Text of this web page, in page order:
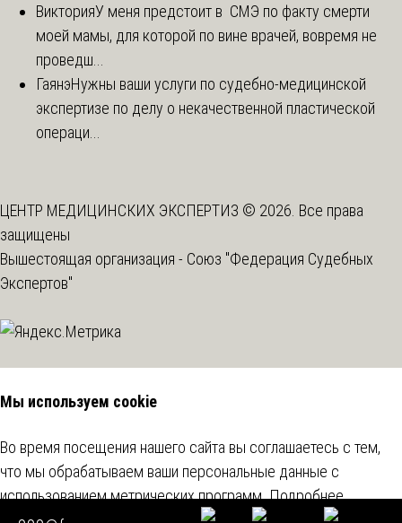
ВикторияУ меня предстоит в СМЭ по факту смерти
моей мамы, для которой по вине врачей, вовремя не
проведш...
ГаянэНужны ваши услуги по судебно-медицинской
экспертизе по делу о некачественной пластической
операци...
ЦЕНТР МЕДИЦИНСКИХ ЭКСПЕРТИЗ © 2026. Все права
защищены
Вышестоящая организация - Союз "Федерация Судебных
Экспертов"
Мы используем cookie
Во время посещения нашего сайта вы соглашаетесь с тем,
что мы обрабатываем ваши персональные данные с
использованием метрических программ.Подробнее